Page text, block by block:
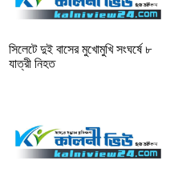
সিলেটে দুই বাসের মুখোমুখি সংঘর্ষে ৮
যাত্রী নিহত